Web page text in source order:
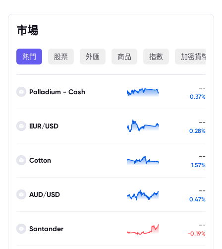
市場
熱門 股票 外匯 商品 指數 加密貨幣
Palladium - Cash --
0.37%
EUR/USD --
0.28%
Cotton --
1.57%
AUD/USD --
0.47%
Santander --
-0.19%